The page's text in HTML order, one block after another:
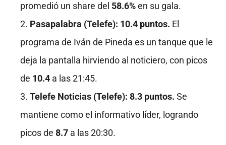
promedió un share del 58.6%en su gala.
Pasapalabra (Telefe): 10.4 puntos. El
programa de Iván de Pineda es un tanque que le
deja la pantalla hirviendo al noticiero, con picos
de 10.4 a las 21:45.
Telefe Noticias (Telefe): 8.3 puntos. Se
mantiene como el informativo líder, logrando
picos de 8.7 a las 20:30.